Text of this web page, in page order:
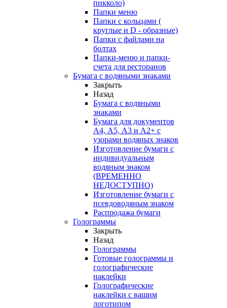
пикколо)
Папки меню
Папки с кольцами (
круглые и D - образные)
Папки с файлами на
болтах
Папки-меню и папки-
счета для ресторанов
Бумага с водяными знаками
Закрыть
Назад
Бумага с водяными
знаками
Бумага для документов
А4, А5, А3 и А2+ с
узорами водяных знаков
Изготовление бумаги с
индивидуальным
водяным знаком
(ВРЕМЕННО
НЕДОСТУПНО)
Изготовление бумаги с
псевдоводяным знаком
Распродажа бумаги
Голограммы
Закрыть
Назад
Голограммы
Готовые голограммы и
голографические
наклейки
Голографические
наклейки с вашим
логотипом